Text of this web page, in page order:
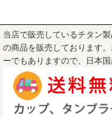
当店で販売しているチタン
の商品を販売しております
ーでもありますので、日本